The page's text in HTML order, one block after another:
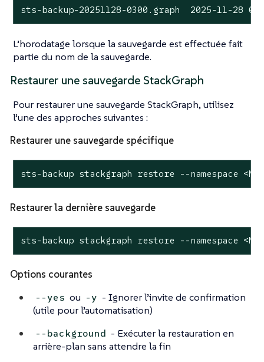
sts-backup-20251128-0300.graph  2025-11-28
L’horodatage lorsque la sauvegarde est effectuée fait
partie du nom de la sauvegarde.
Restaurer une sauvegarde StackGraph
Pour restaurer une sauvegarde StackGraph, utilisez
l’une des approches suivantes :
Restaurer une sauvegarde spécifique
sts-backup stackgraph restore --namespace
Restaurer la dernière sauvegarde
sts-backup stackgraph restore --namespace
Options courantes
--yes ou -y - Ignorer l’invite de confirmation
(utile pour l’automatisation)
--background - Exécuter la restauration en
arrière-plan sans attendre la fin